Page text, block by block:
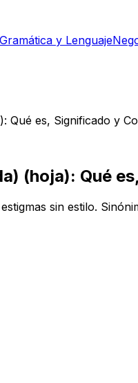
Gramática y Lenguaje
Qué es, Significado y
(hoja): Qué
sin estilo.